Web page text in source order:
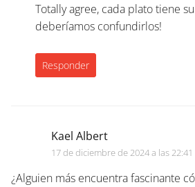
Totally agree, cada plato tiene
deberíamos confundirlos!
Responder
Kael Albert
17 de diciembre de 2024 a las 22:41
¿Alguien más encuentra fascinante